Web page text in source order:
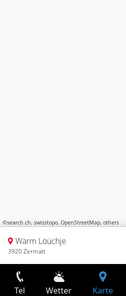
©search.ch, swisstopo, OpenStreetMap, others
Warm Löüchje
3920 Zermatt
Tel Wetter Karte